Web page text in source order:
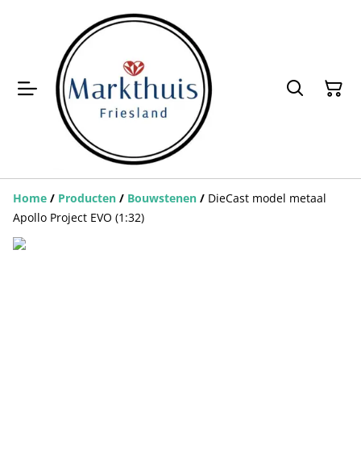
Home / Producten / Bouwstenen / DieCast model metaal
Apollo Project EVO (1:32)